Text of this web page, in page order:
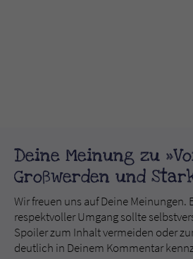
Deine Meinung zu
Großwerden und
Wir freuen uns auf Deine Meinungen.
respektvoller Umgang sollte
Spoiler zum Inhalt vermeiden oder
deutlich in Deinem Kommentar